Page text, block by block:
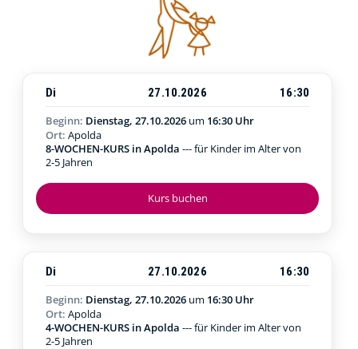
Kurs buchen
Di 27.10.2026
16:30
Beginn: Dienstag, 27.10.2026 um 16:30 Uhr
Ort: Apolda
8-WOCHEN-KURS in Apolda --- für Kinder im Alter von
2-5 Jahren
Di 27.10.2026
16:30
Beginn: Dienstag, 27.10.2026 um 16:30 Uhr
Ort: Apolda
4-WOCHEN-KURS in Apolda --- für Kinder im Alter von
2-5 Jahren